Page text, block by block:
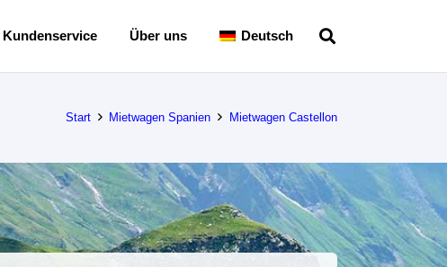
Kundenservice Über uns Deutsch
Start Mietwagen Spanien Mietwagen Castellon